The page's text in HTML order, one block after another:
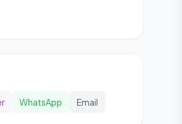
WhatsApp Email